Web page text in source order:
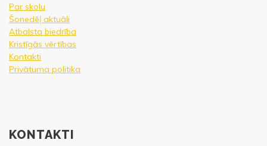
Par skolu
Šonedēļ aktuāli
Atbalsta biedrība
Kristīgās vērtības
Kontakti
Privātuma politika
KONTAKTI